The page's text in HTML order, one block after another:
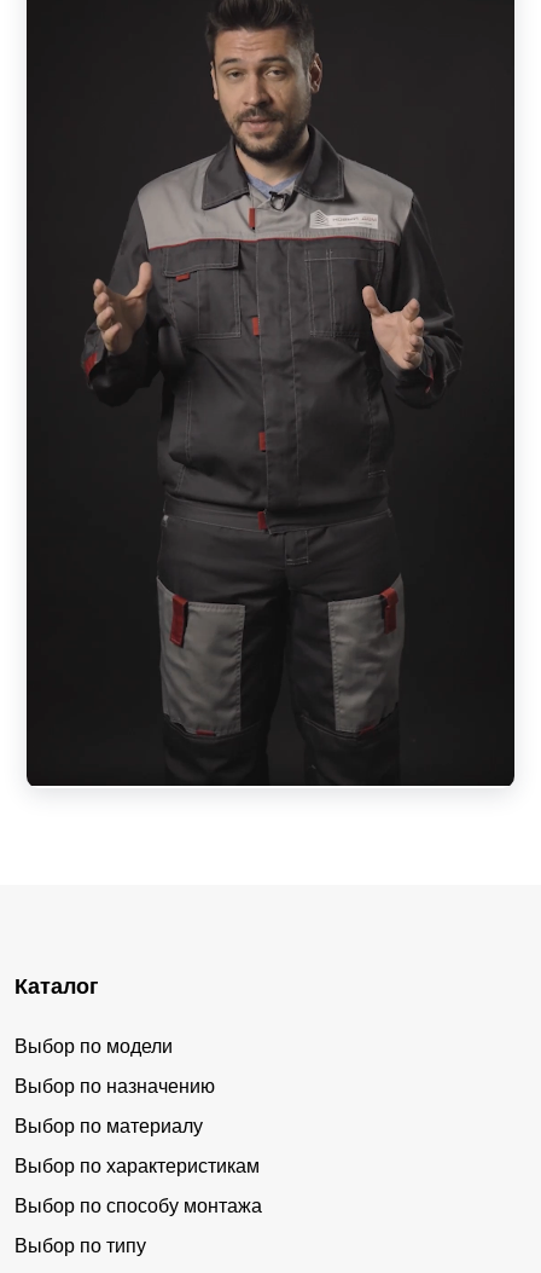
Каталог
Выбор по модели
Выбор по назначению
Выбор по материалу
Выбор по характеристикам
Выбор по способу монтажа
Выбор по типу